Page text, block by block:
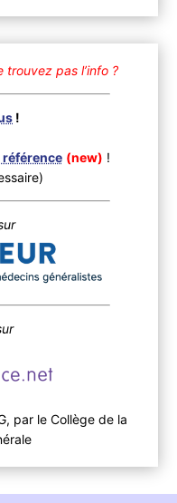
trouvez pas l’info ?
!
(new) !
par le Collège de la